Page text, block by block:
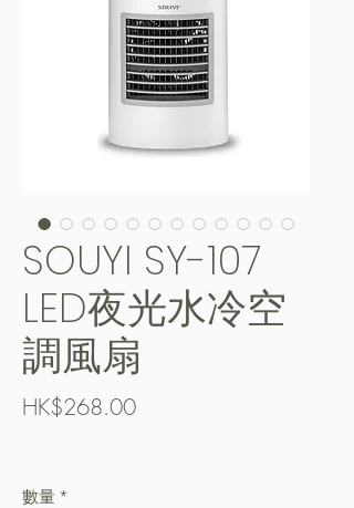
SOUYI SY-107
LED夜光水冷空
調風扇
HK$268.00價
數量 *